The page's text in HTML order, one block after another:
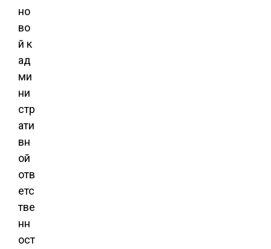
но
во
й к
ад
ми
ни
стр
ати
вн
ой
отв
етс
тве
нн
ост